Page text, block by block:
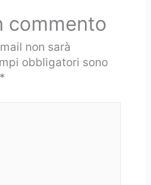
commento
non sarà
obbligatori sono
*